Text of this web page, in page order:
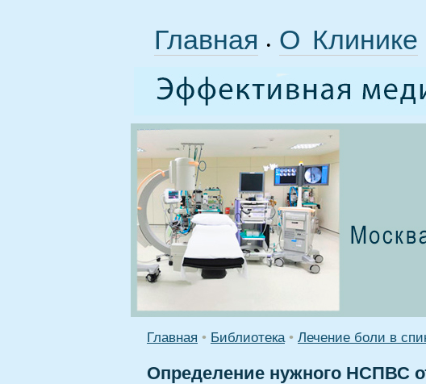
Главная • О Клинике
Главная • Библиотека • Лечение боли в
Определение нужного НСПВС